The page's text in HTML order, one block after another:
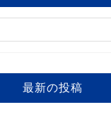
最新の投稿